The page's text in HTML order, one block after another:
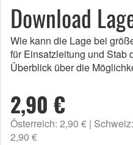
Download
Wie kann die Lage bei
für Einsatzleitung und Stab
Überblick über die
2,90 €
Österreich: 2,90 €
2,90 €